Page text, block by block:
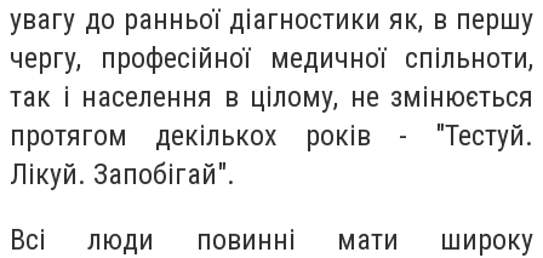
увагу до ранньої діагностики як, в першу
чергу, професійної медичної спільноти,
так і населення в цілому, не змінюється
протягом декількох років - "Тестуй.
Лікуй. Запобігай".
Всі люди повинні мати широку